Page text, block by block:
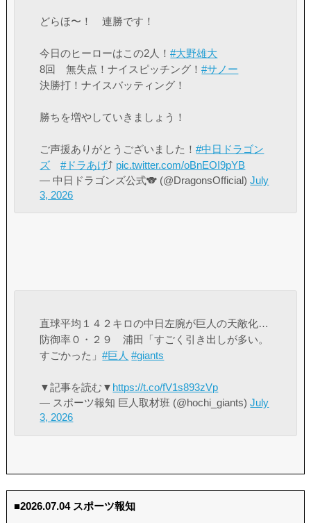
どらほ〜！ 連勝です！
今日のヒーローはこの2人！#大野雄大
8回 無失点！ナイスピッチング！#サノー
決勝打！ナイスバッティング！
勝ちを増やしていきましょう！
ご声援ありがとうございました！#中日ドラゴン
ズ
#ドラあげ⤴︎ pic.twitter.com/oBnEOI9pYB
— 中日ドラゴンズ公式🐨 (@DragonsOfficial)July
3, 2026
直球平均１４２キロの中日左腕が巨人の天敵化…
防御率０・２９ 浦田「すごく引き出しが多い。
すごかった」#巨人 #giants
▼記事を読む▼ https://t.co/fV1s893zVp
— スポーツ報知 巨人取材班 (@hochi_giants)July
3, 2026
■2026.07.04 スポーツ報知